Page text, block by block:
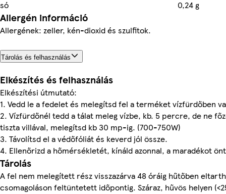
só
0,24 g
Allergén információ
Allergének: zeller, kén-dioxid és szulfitok.
Tárolás és felhasználás
Elkészítés és felhasználás
Elkészítési útmutató:
1. Vedd le a fedelet és melegítsd fel a terméket vízfürdőben
2. Vízfürdőnél tedd a tálat meleg vízbe, kb. 5 percre, de ne
tiszta villával, melegítsd kb 30 mp-ig. (700-750W)
3. Távolítsd el a védőfóliát és keverd jól össze.
4. Ellenőrizd a hőmérsékletét, kínáld azonnal, a maradékot
Tárolás
A fel nem melegített rész visszazárva 48 óráig hűtőben
csomagoláson feltüntetett időpontig. Száraz, hűvös helyen